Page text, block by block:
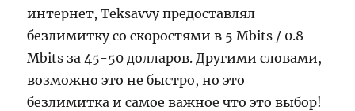
интернет, Teksavvy предоставлял
безлимитку со скоростями в 5 Mbits / 0.8
Mbits за 45-50 долларов. Другими словами,
возможно это не быстро, но это
безлимитка и самое важное что это выбор!